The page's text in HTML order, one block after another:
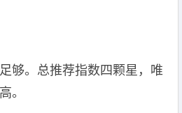
够。总推荐指数四颗星，唯
。